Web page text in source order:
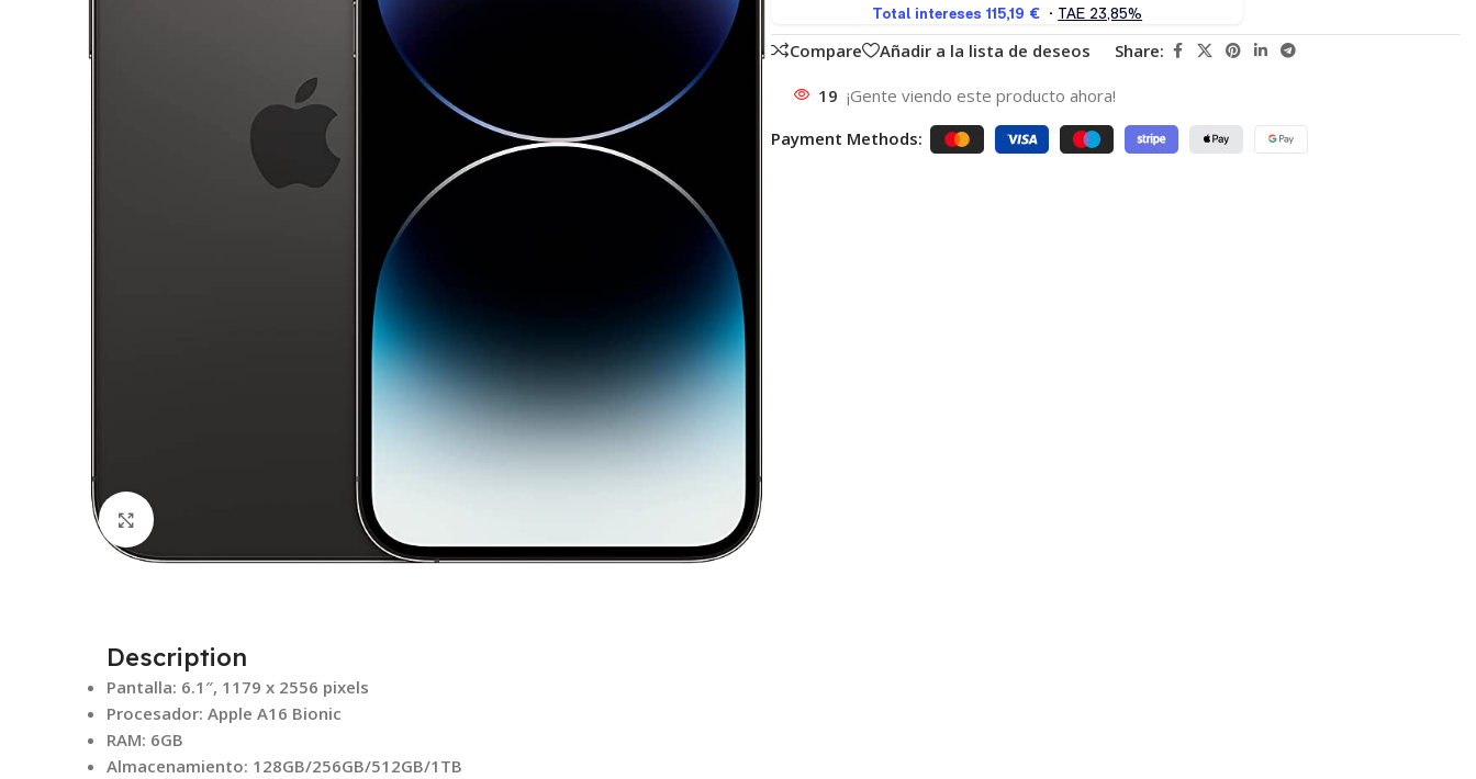
Compare Añadir a la lista de deseos Share:
19 ¡Gente viendo este producto ahora!
Payment Methods:
Description
Pantalla: 6.1″, 1179 x 2556 pixels
Procesador: Apple A16 Bionic
RAM: 6GB
Almacenamiento: 128GB/256GB/512GB/1TB